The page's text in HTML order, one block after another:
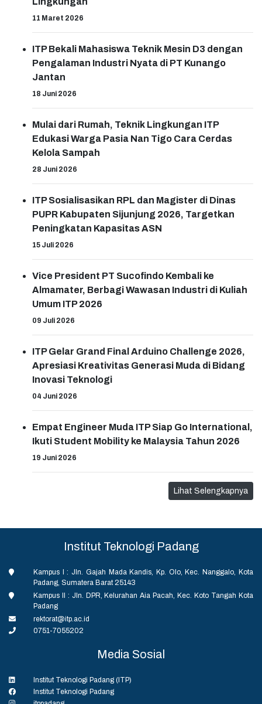
11 Maret 2026
ITP Bekali Mahasiswa Teknik Mesin D3 dengan
Pengalaman Industri Nyata di PT Kunango
Jantan
18 Juni 2026
Mulai dari Rumah, Teknik Lingkungan ITP
Edukasi Warga Pasia Nan Tigo Cara Cerdas
Kelola Sampah
28 Juni 2026
ITP Sosialisasikan RPL dan Magister di Dinas
PUPR Kabupaten Sijunjung 2026, Targetkan
Peningkatan Kapasitas ASN
15 Juli 2026
Vice President PT Sucofindo Kembali ke
Almamater, Berbagi Wawasan Industri di Kuliah
Umum ITP 2026
09 Juli 2026
ITP Gelar Grand Final Arduino Challenge 2026,
Apresiasi Kreativitas Generasi Muda di Bidang
Inovasi Teknologi
04 Juni 2026
Empat Engineer Muda ITP Siap Go International,
Ikuti Student Mobility ke Malaysia Tahun 2026
19 Juni 2026
Lihat Selengkapnya
Institut Teknologi Padang
Kampus I : Jln. Gajah Mada Kandis, Kp. Olo, Kec. Nanggalo, Kota
Padang, Sumatera Barat 25143
Kampus II : Jln. DPR, Kelurahan Aia Pacah, Kec. Koto Tangah Kota
Padang
rektorat@itp.ac.id
0751-7055202
Media Sosial
Institut Teknologi Padang (ITP)
Institut Teknologi Padang